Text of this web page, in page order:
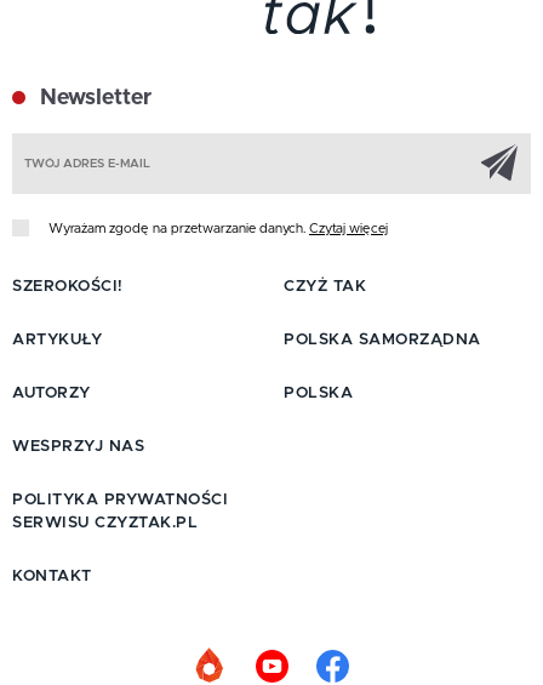
Newsletter
Wyrażam zgodę na przetwarzanie danych. Czytaj więcej
SZEROKOŚCI!
ARTYKUŁY
AUTORZY
CZYŻ TAK
POLSKA SAMORZĄDNA
POLSKA
WESPRZYJ NAS
POLITYKA PRYWATNOŚCI
SERWISU CZYZTAK.PL
KONTAKT